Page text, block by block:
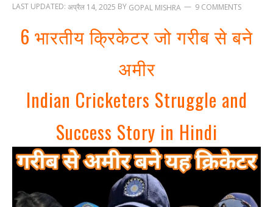
LAST UPDATED: अप्रैल 14, 2025 BY GOPAL MISHRA 9 COMMENTS
6 भारतीय क्रिकेटर जो गरीब से बने
अमीर
Indian Cricketers Struggle and
Success Story in Hindi